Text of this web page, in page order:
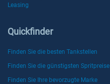
Leasing
Quickfinder
Finden Sie die besten Tankstellen
Finden Sie die günstigsten Spritpreise
Finden Sie Ihre bevorzugte Marke